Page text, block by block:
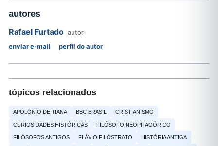
autores
Rafael Furtado autor
enviar e-mail
perfil do autor
tópicos relacionados
APOLÔNIO DE TIANA BBC BRASIL CRISTIANISMO
CURIOSIDADES HISTÓRICAS FILÓSOFO NEOPITAGÓRICO
FILÓSOFOS ANTIGOS FLÁVIO FILÓSTRATO HISTÓRIA ANTIGA